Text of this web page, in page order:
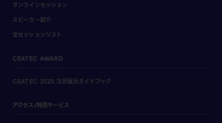
オンラインセッション
スピーカー紹介
全セッションリスト
CEATEC AWARD
CEATEC 2025 注目展示ガイドブック
アクセス/特別サービス